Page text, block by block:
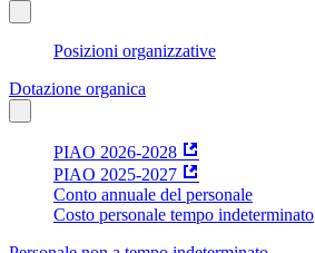
Posizioni organizzative
Dotazione organica
PIAO 2026-2028
PIAO 2025-2027
Conto annuale del personale
Costo personale tempo indeterminato